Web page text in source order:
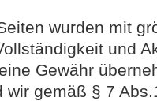
wurden mit
und
Gewähr
wir gemäß § 7